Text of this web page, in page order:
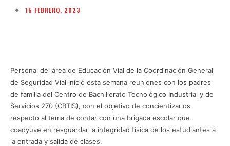
15 FEBRERO, 2023
Personal del área de Educación Vial de la Coordinación General
de Seguridad Vial inició esta semana reuniones con los padres
de familia del Centro de Bachillerato Tecnológico Industrial y de
Servicios 270 (CBTIS), con el objetivo de concientizarlos
respecto al tema de contar con una brigada escolar que
coadyuve en resguardar la integridad física de los estudiantes a
la entrada y salida de clases.